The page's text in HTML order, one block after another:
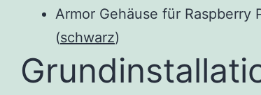
Armor Gehäuse für Raspberry
(schwarz)